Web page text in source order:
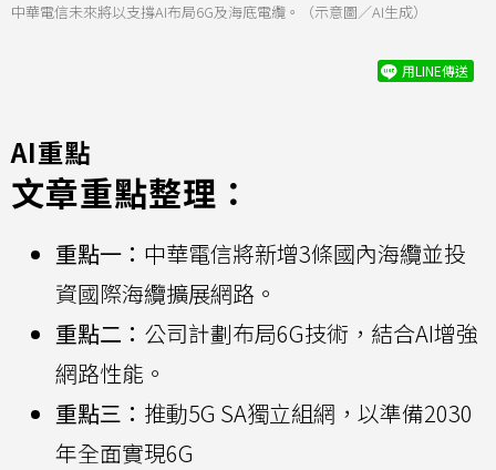
中華電信未來將以支撐AI布局6G及海底電纜。（示意圖／AI生成）
用LINE傳送
AI重點
文章重點整理：
重點一： 中華電信將新增3條國內海纜並投
資國際海纜擴展網路。
重點二： 公司計劃布局6G技術，結合AI增強
網路性能。
重點三： 推動5G SA獨立組網，以準備2030
年全面實現6G